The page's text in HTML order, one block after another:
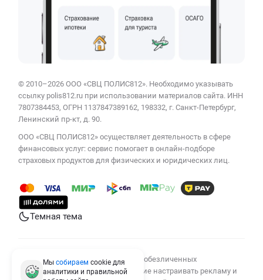
© 2010–2026 ООО «СВЦ ПОЛИС812». Необходимо указывать
ссылку polis812.ru при использовании материалов сайта. ИНН
7807384453, ОГРН 1137847389162, 198332, г. Санкт-Петербург,
Ленинский пр-кт, д. 90.
ООО «СВЦ ПОЛИС812» осуществляет деятельность в сфере
финансовых услуг: сервис помогает в онлайн-подборе
страховых продуктов для физических и юридических лиц.
Темная тема
Мы используем cookies для сбора обезличенных
персональных данных, помогающие настраивать рекламу и
Мы собираем cookie для
аналитики и правильной